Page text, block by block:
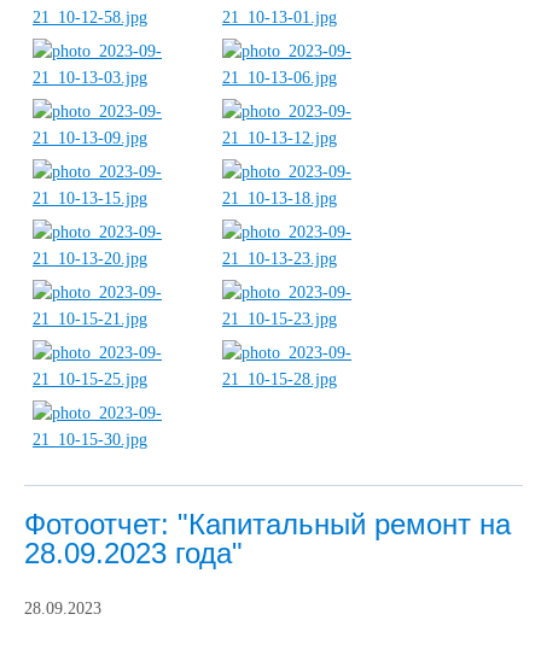
Фотоотчет: "Капитальный ремонт на
28.09.2023 года"
28.09.2023